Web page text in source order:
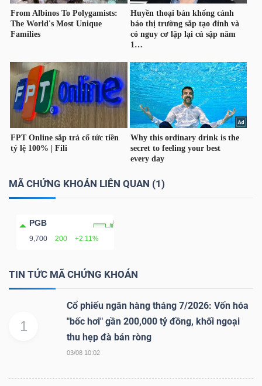
MÃ CHỨNG KHOÁN LIÊN QUAN (1)
PGB
9,700 200 +2.11%
TIN TỨC MÃ CHỨNG KHOÁN
1
Cổ phiếu ngân hàng tháng 7/2026: Vốn hóa
"bốc hơi" gần 200,000 tỷ đồng, khối ngoại
thu hẹp đà bán ròng
03/08 10:02
PHÁI
SINH
TRÁI
PHIẾU
CỤ
ĐẦU